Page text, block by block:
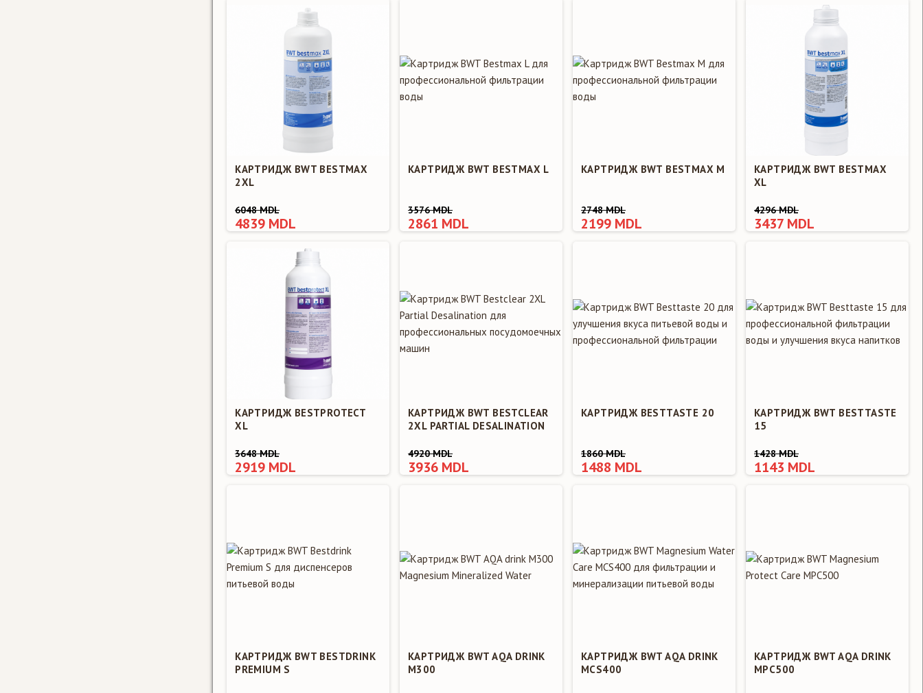
КАРТРИДЖ BWT BESTMAX
2XL
6048 MDL
4839 MDL
КАРТРИДЖ BWT BESTMAX L
3576 MDL
2861 MDL
КАРТРИДЖ BWT BESTMAX M
2748 MDL
2199 MDL
КАРТРИДЖ BWT BESTMAX
XL
4296 MDL
3437 MDL
КАРТРИДЖ BESTPROTECT
XL
3648 MDL
2919 MDL
КАРТРИДЖ BWT BESTCLEAR
2XL PARTIAL DESALINATION
4920 MDL
3936 MDL
КАРТРИДЖ BESTTASTE 20
1860 MDL
1488 MDL
КАРТРИДЖ BWT BESTTASTE
15
1428 MDL
1143 MDL
КАРТРИДЖ BWT BESTDRINK
PREMIUM S
КАРТРИДЖ BWT AQA DRINK
M300
КАРТРИДЖ BWT AQA DRINK
MCS400
КАРТРИДЖ BWT AQA DRINK
MPC500